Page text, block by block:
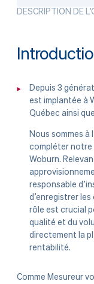
DESCRIPTION DE
Depuis 3
est implantée à
Québec ainsi
Nous sommes à
compléter notre
Woburn.
responsable
d’enregistrer les
rôle est crucial
qualité et du
directement la
rentabilité.
Comme Mesureur